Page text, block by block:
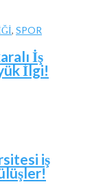
, SPOR
İş
İlgi!
iş